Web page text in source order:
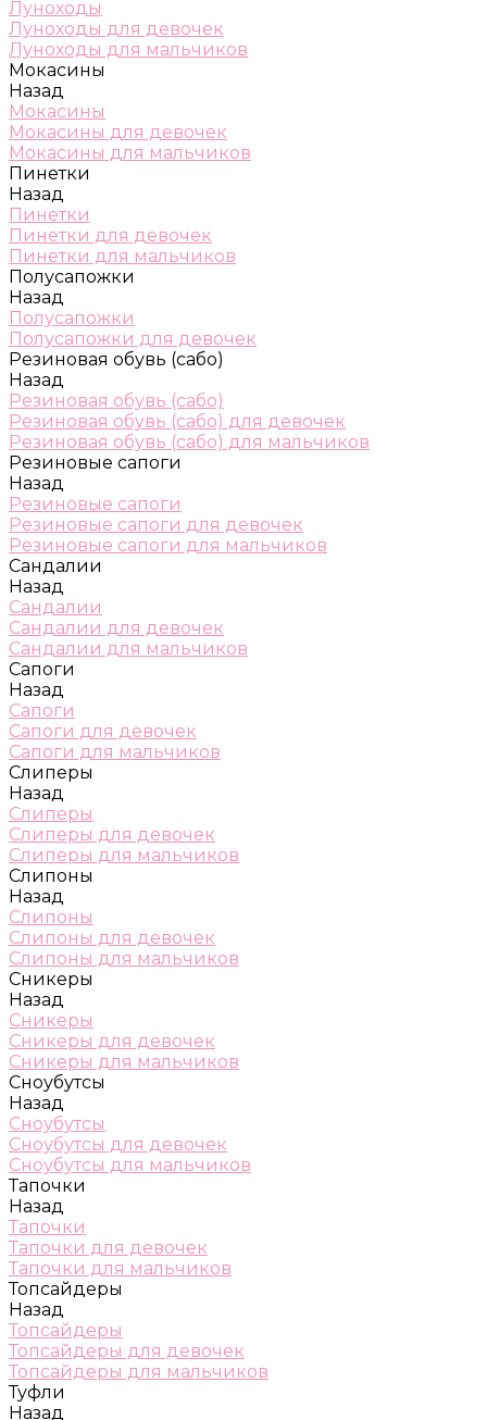
Луноходы
Луноходы для девочек
Луноходы для мальчиков
Мокасины
Назад
Мокасины
Мокасины для девочек
Мокасины для мальчиков
Пинетки
Назад
Пинетки
Пинетки для девочек
Пинетки для мальчиков
Полусапожки
Назад
Полусапожки
Полусапожки для девочек
Резиновая обувь (сабо)
Назад
Резиновая обувь (сабо)
Резиновая обувь (сабо) для девочек
Резиновая обувь (сабо) для мальчиков
Резиновые сапоги
Назад
Резиновые сапоги
Резиновые сапоги для девочек
Резиновые сапоги для мальчиков
Сандалии
Назад
Сандалии
Сандалии для девочек
Сандалии для мальчиков
Сапоги
Назад
Сапоги
Сапоги для девочек
Сапоги для мальчиков
Слиперы
Назад
Слиперы
Слиперы для девочек
Слиперы для мальчиков
Слипоны
Назад
Слипоны
Слипоны для девочек
Слипоны для мальчиков
Сникеры
Назад
Сникеры
Сникеры для девочек
Сникеры для мальчиков
Сноубутсы
Назад
Сноубутсы
Сноубутсы для девочек
Сноубутсы для мальчиков
Тапочки
Назад
Тапочки
Тапочки для девочек
Тапочки для мальчиков
Топсайдеры
Назад
Топсайдеры
Топсайдеры для девочек
Топсайдеры для мальчиков
Туфли
Назад